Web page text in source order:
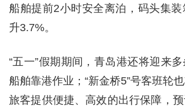
船舶提前2小时安全离泊，码头集
升3.7%。
“五一”假期期间，青岛港还将迎来
船舶靠港作业；“新金桥5”号客班轮
旅客提供便捷、高效的出行保障，